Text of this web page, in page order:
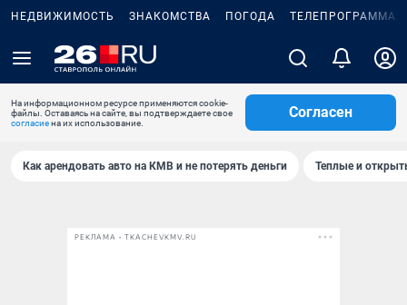
НЕДВИЖИМОСТЬ ЗНАКОМСТВА ПОГОДА ТЕЛЕПРОГРАММА
На информационном ресурсе применяются cookie-
файлы. Оставаясь на сайте, вы подтверждаете свое
согласиена их использование.
Согласен
Как арендовать авто на КМВ и не потерять деньги Теплые и
РЕКЛАМА • TKACHEVKMV.RU